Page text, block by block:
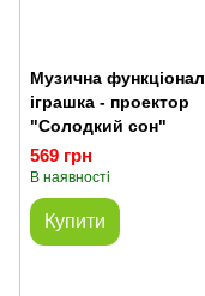
Музична
іграшка - проектор
"Солодкий сон"
569 грн
В наявності
Купити